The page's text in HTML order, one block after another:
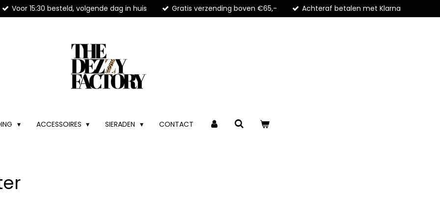
Voor 15:30 besteld, volgende dag in huis Gratis verzending boven €65,- Achteraf betalen met Klarna
ACCESSOIRES SIERADEN CONTACT